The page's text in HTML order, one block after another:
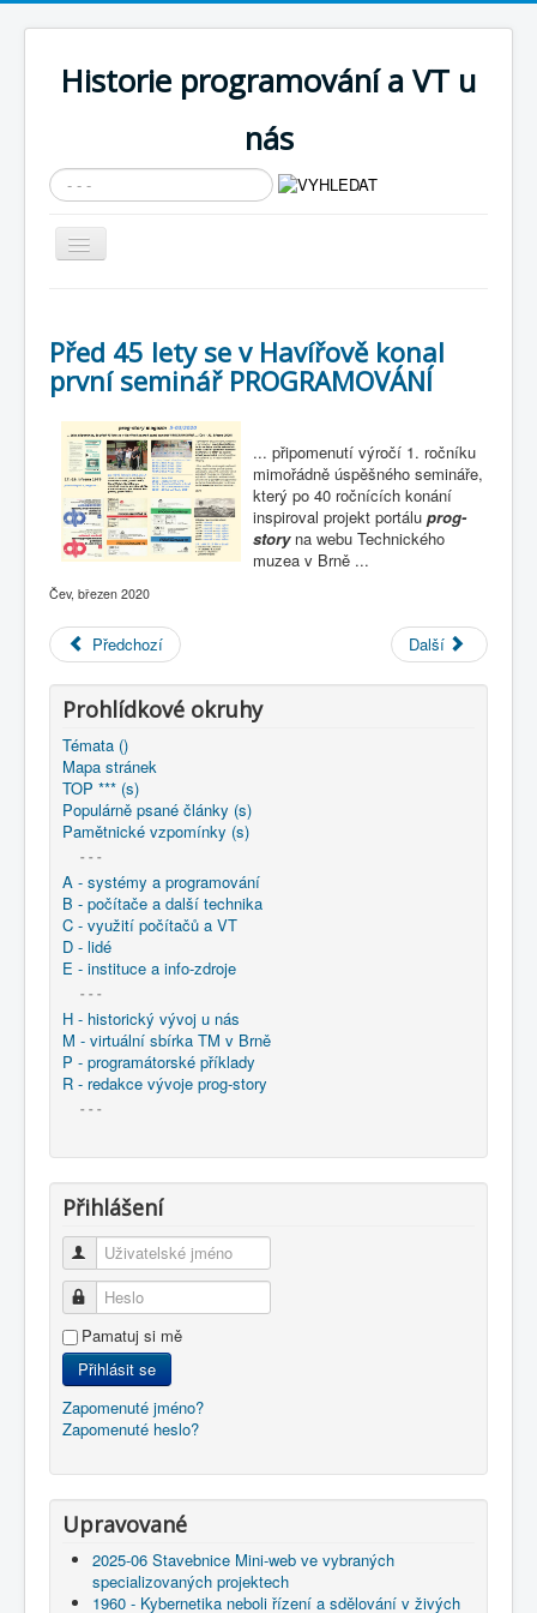
Historie programování a VT u
nás
Vyhledávání...
Přepnout
navigaci
Cíle expozice
PRŮVODCE EXPOZICÍ
Současnost SW a IT
KNIHOVNA
Historické počítače
COBOL
O nás
Úvod 2020-03-31 ... prog-story magazin č. 5
Před 45 lety se v Havířově konal
první seminář PROGRAMOVÁNÍ
... připomenutí výročí 1. ročníku
mimořádně úspěšného semináře,
který po 40 ročnících konání
inspiroval projekt portálu prog-
storyna webu Technického
muzea v Brně ...
Čev, březen 2020
Předchozí Další
Prohlídkové okruhy
Témata ()
Mapa stránek
TOP *** (s)
Populárně psané články (s)
Pamětnické vzpomínky (s)
- - -
A - systémy a programování
B - počítače a další technika
C - využití počítačů a VT
D - lidé
E - instituce a info-zdroje
- - -
H - historický vývoj u nás
M - virtuální sbírka TM v Brně
P - programátorské příklady
R - redakce vývoje prog-story
- - -
Přihlášení
Uživatelské jméno
Heslo
Pamatuj si mě
Přihlásit se
Zapomenuté jméno?
Zapomenuté heslo?
Upravované
2025-06 Stavebnice Mini-web ve vybraných
specializovaných projektech
1960 - Kybernetika neboli řízení a sdělování v živých